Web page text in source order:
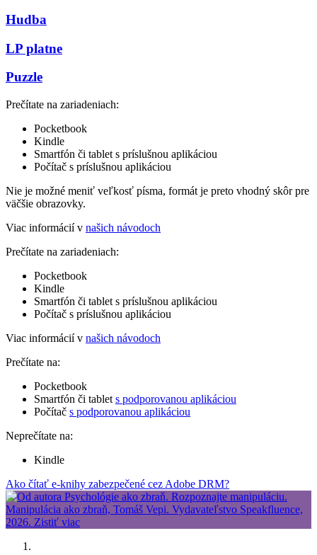
Hudba
LP platne
Puzzle
Prečítate na zariadeniach:
Pocketbook
Kindle
Smartfón či tablet s príslušnou aplikáciou
Počítač s príslušnou aplikáciou
Nie je možné meniť veľkosť písma, formát je preto vhodný skôr pre
väčšie obrazovky.
Viac informácií v našich návodoch
Prečítate na zariadeniach:
Pocketbook
Kindle
Smartfón či tablet s príslušnou aplikáciou
Počítač s príslušnou aplikáciou
Viac informácií v našich návodoch
Prečítate na:
Pocketbook
Smartfón či tablet s podporovanou aplikáciou
Počítač s podporovanou aplikáciou
Neprečítate na:
Kindle
Ako čítať e-knihy zabezpečené cez Adobe DRM?